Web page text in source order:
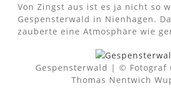
Von Zingst aus ist es ja nicht so
Gespensterwald in Nienhagen.
zauberte eine Atmosphäre wie
Gespensterwald | © Fotograf
Thomas Nentwich